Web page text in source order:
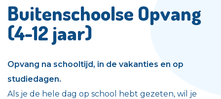
Buitenschoolse Opvang
(4-12 jaar)
Opvang na schooltijd, in de vakanties en op
studiedagen.
Als je de hele dag op school hebt gezeten, wil je